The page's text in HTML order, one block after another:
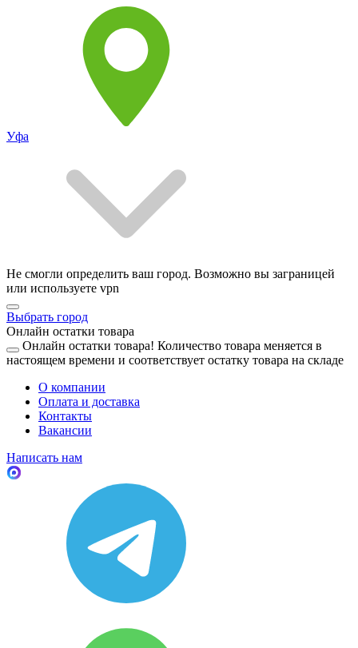
Уфа
Не смогли определить ваш город. Возможно вы заграницей
или используете vpn
Выбрать город
Онлайн остатки товара
Онлайн остатки товара! Количество товара меняется в
настоящем времени и соответствует остатку товара на складе
О компании
Оплата и доставка
Контакты
Вакансии
Написать нам